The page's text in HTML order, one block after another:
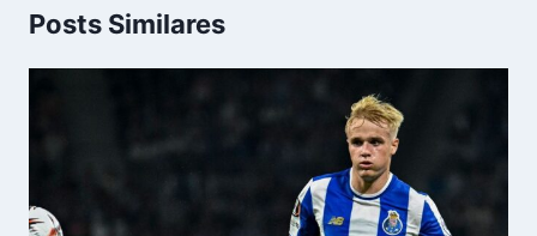
Posts Similares